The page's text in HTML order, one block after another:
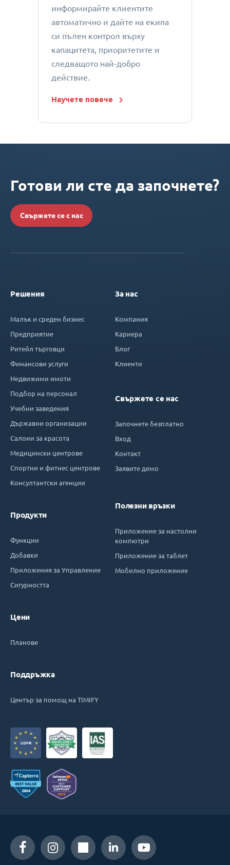
информирайте клиентите
автоматично и дайте на екипа
си пълен контрол върху
капацитета, приоритетите и
следващото най-добро
действие.
Научете повече
Готови ли сте да започнете?
Свържете се с нас
Решения
Малък и среден бизнес
Предприятие
Ритейл търговци
Финансови услуги
Недвижими имоти
Подбор на персонал
Учебни заведения
Държавни организации
Салони за красота
Медицински центрове
Спортни и фитнес центрове
Консултантски агенции
Продукти
Функции
Добавки
Приложения за Управление
Сигурността
Цени
Планове
Поддръжка
Център за помощ на TIMIFY
За нас
Компания
Кариера
Блог
Клиенти
Свържете се нас
Започнете безплатно
Вход
Контакт
Заявите демо
Полезни връзки
Приложение за настолни
компютри
Приложение за таблет
Мобилно приложение